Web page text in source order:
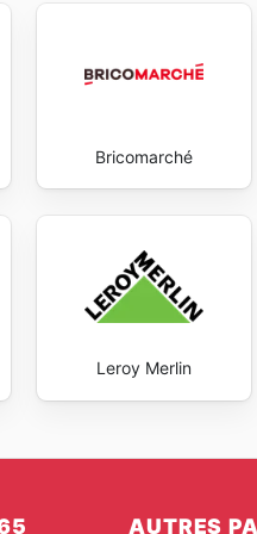
Bricomarché
Leroy Merlin
AUTRES